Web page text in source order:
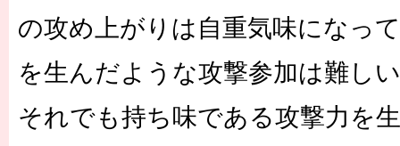
の攻め上がりは自重気味になっ
を生んだような攻撃参加は難し
それでも持ち味である攻撃力を